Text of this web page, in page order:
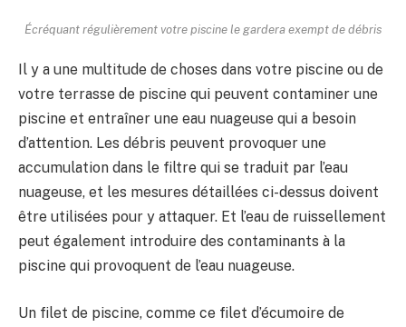
Écréquant régulièrement votre piscine le gardera exempt de débris
Il y a une multitude de choses dans votre piscine ou de
votre terrasse de piscine qui peuvent contaminer une
piscine et entraîner une eau nuageuse qui a besoin
d’attention. Les débris peuvent provoquer une
accumulation dans le filtre qui se traduit par l’eau
nuageuse, et les mesures détaillées ci-dessus doivent
être utilisées pour y attaquer. Et l’eau de ruissellement
peut également introduire des contaminants à la
piscine qui provoquent de l’eau nuageuse.
Un filet de piscine, comme ce filet d’écumoire de